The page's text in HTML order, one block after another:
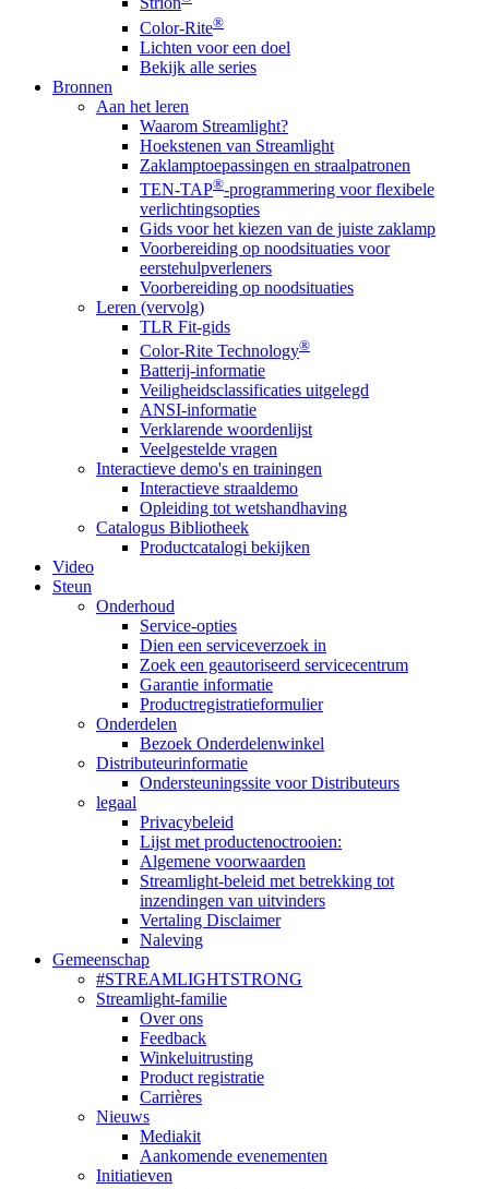
Color-Rite®
Lichten voor een doel
Bekijk alle series
Bronnen
Aan het leren
Waarom Streamlight?
Hoekstenen van Streamlight
Zaklamptoepassingen en straalpatronen
TEN-TAP®-programmering voor flexibele
verlichtingsopties
Gids voor het kiezen van de juiste zaklamp
Voorbereiding op noodsituaties voor
eerstehulpverleners
Voorbereiding op noodsituaties
Leren (vervolg)
TLR Fit-gids
Color-Rite Technology®
Batterij-informatie
Veiligheidsclassificaties uitgelegd
ANSI-informatie
Verklarende woordenlijst
Veelgestelde vragen
Interactieve demo's en trainingen
Interactieve straaldemo
Opleiding tot wetshandhaving
Catalogus Bibliotheek
Productcatalogi bekijken
Video
Steun
Onderhoud
Service-opties
Dien een serviceverzoek in
Zoek een geautoriseerd servicecentrum
Garantie informatie
Productregistratieformulier
Onderdelen
Bezoek Onderdelenwinkel
Distributeurinformatie
Ondersteuningssite voor Distributeurs
legaal
Privacybeleid
Lijst met productenoctrooien:
Algemene voorwaarden
Streamlight-beleid met betrekking tot
inzendingen van uitvinders
Vertaling Disclaimer
Naleving
Gemeenschap
#STREAMLIGHTSTRONG
Streamlight-familie
Over ons
Feedback
Winkeluitrusting
Product registratie
Carrières
Nieuws
Mediakit
Aankomende evenementen
Initiatieven